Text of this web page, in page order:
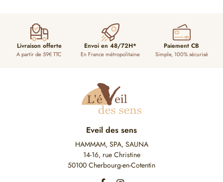
Livraison offerte
A partir de 59€ TTC
Envoi en 48/72H*
En France métropolitaine
Paiement CB
Simple, 100% sécurisé
Eveil des sens
HAMMAM, SPA, SAUNA
14-16, rue Christine
50100 Cherbourg-en-Cotentin